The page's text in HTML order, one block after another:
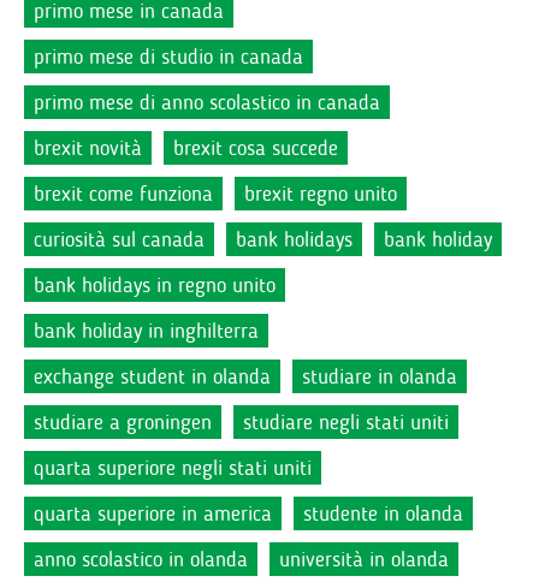
primo mese in canada
primo mese di studio in canada
primo mese di anno scolastico in canada
brexit novità
brexit cosa succede
brexit come funziona
brexit regno unito
curiosità sul canada
bank holidays
bank holiday
bank holidays in regno unito
bank holiday in inghilterra
exchange student in olanda
studiare in olanda
studiare a groningen
studiare negli stati uniti
quarta superiore negli stati uniti
quarta superiore in america
studente in olanda
anno scolastico in olanda
università in olanda